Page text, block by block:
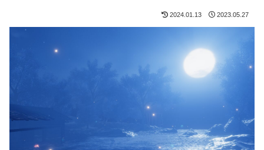
2024.01.13 2023.05.27